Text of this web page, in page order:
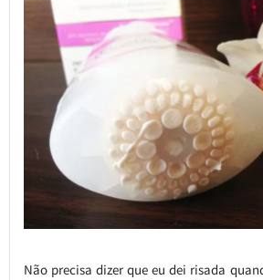
Não precisa dizer que eu dei risada